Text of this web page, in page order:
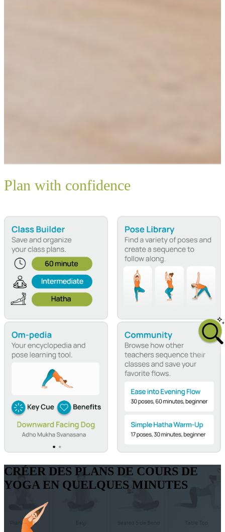
Plan with confidence
CRÉER DES PLANS DE COURS DE
YOGA EN QUELQUES MINUTES